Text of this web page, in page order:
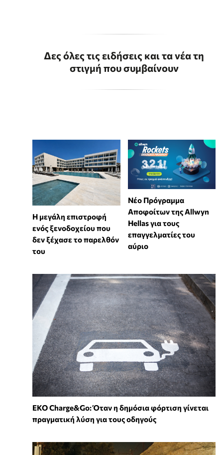
Δες όλες τις ειδήσεις και τα νέα τη
στιγμή που συμβαίνουν
Η μεγάλη επιστροφή
ενός ξενοδοχείου που
δεν ξέχασε το παρελθόν
του
Νέο Πρόγραμμα
Αποφοίτων της Allwyn
Hellas για τους
επαγγελματίες του
αύριο
EKO Charge&Go: Όταν η δημόσια φόρτιση γίνεται
πραγματική λύση για τους οδηγούς